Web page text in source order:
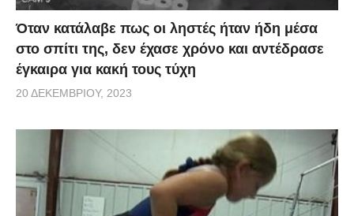
Όταν κατάλαβε πως οι ληστές ήταν ήδη μέσα
στο σπίτι της, δεν έχασε χρόνο και αντέδρασε
έγκαιρα για κακή τους τύχη
20 ΔΕΚΕΜΒΡΊΟΥ, 2023